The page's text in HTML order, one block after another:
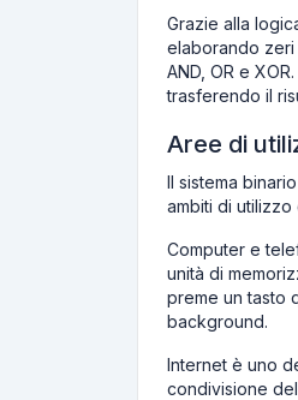
Grazie alla
elaborando
AND, OR e
trasferendo il
Aree di
Il sistema
ambiti di utilizzo
Computer e
unità di
preme un tasto
background.
Internet è uno
condivisione